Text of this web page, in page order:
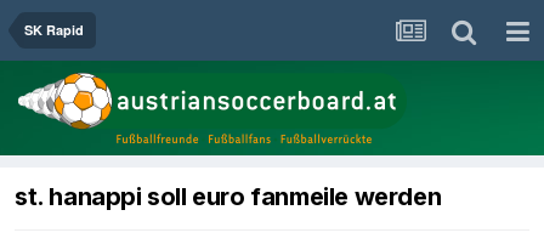
SK Rapid
st. hanappi soll euro fanmeile werden